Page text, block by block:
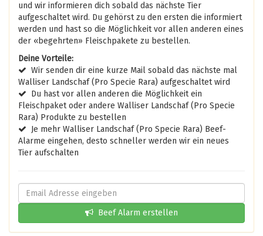
und wir informieren dich sobald das nächste Tier
aufgeschaltet wird. Du gehörst zu den ersten die informiert
werden und hast so die Möglichkeit vor allen anderen eines
der «begehrten» Fleischpakete zu bestellen.
Deine Vorteile:
Wir senden dir eine kurze Mail sobald das nächste mal
Walliser Landschaf (Pro Specie Rara) aufgeschaltet wird
Du hast vor allen anderen die Möglichkeit ein
Fleischpaket oder andere Walliser Landschaf (Pro Specie
Rara) Produkte zu bestellen
Je mehr Walliser Landschaf (Pro Specie Rara) Beef-
Alarme eingehen, desto schneller werden wir ein neues
Tier aufschalten
Beef Alarm erstellen